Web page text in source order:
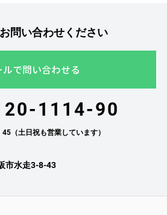
問い合わせください
ルで問い合わせる
1114-90
（土日祝も営業しています）
市水走3-8-43